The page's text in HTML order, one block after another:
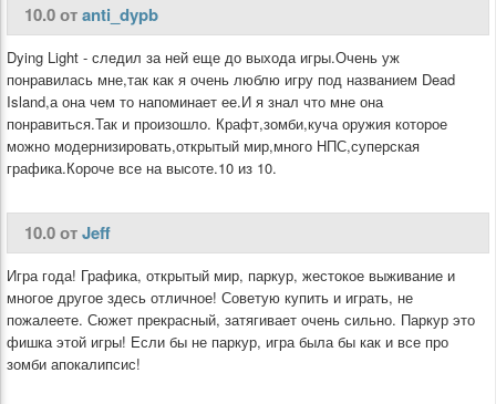
10.0 отanti_dypb
Dying Light - следил за ней еще до выхода игры.Очень уж
понравилась мне,так как я очень люблю игру под названием Dead
Island,а она чем то напоминает ее.И я знал что мне она
понравиться.Так и произошло. Крафт,зомби,куча оружия которое
можно модернизировать,открытый мир,много НПС,суперская
графика.Короче все на высоте.10 из 10.
10.0 отJeff
Игра года! Графика, открытый мир, паркур, жестокое выживание и
многое другое здесь отличное! Советую купить и играть, не
пожалеете. Сюжет прекрасный, затягивает очень сильно. Паркур это
фишка этой игры! Если бы не паркур, игра была бы как и все про
зомби апокалипсис!